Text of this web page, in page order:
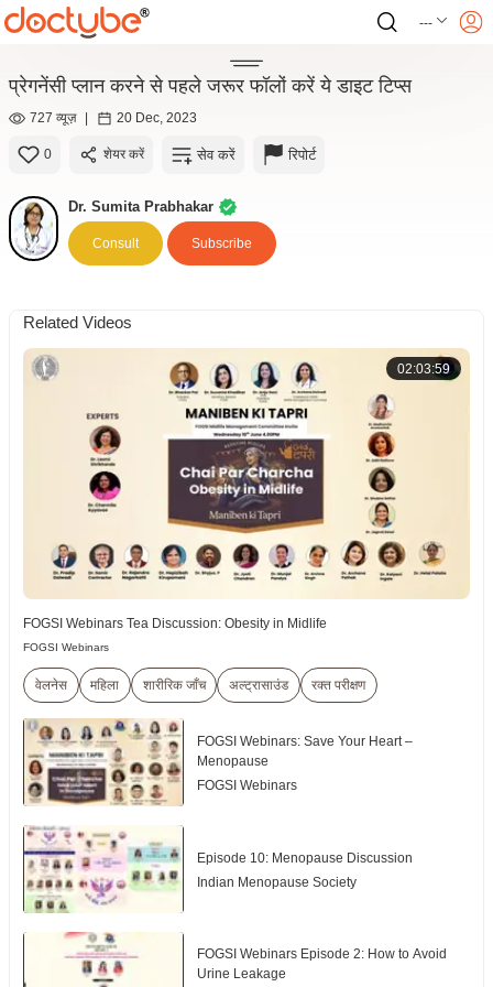
---
प्रेगनेंसी प्लान करने से पहले जरूर फॉलों करें ये डाइट टिप्स
727 व्यूज़ | 20 Dec, 2023
0 शेयर करें सेव करें रिपोर्ट
Dr. Sumita Prabhakar
Consult Subscribe
Related Videos
02:03:59
FOGSI Webinars Tea Discussion: Obesity in Midlife
FOGSI Webinars
वेलनेस महिला शारीरिक जाँच अल्ट्रासाउंड रक्त परीक्षण
FOGSI Webinars: Save Your Heart –
Menopause
FOGSI Webinars
Episode 10: Menopause Discussion
Indian Menopause Society
FOGSI Webinars Episode 2: How to Avoid
Urine Leakage